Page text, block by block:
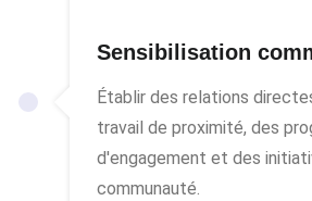
Sensibilisation
Établir des relations
travail de proximité, des
d'engagement et des
communauté.